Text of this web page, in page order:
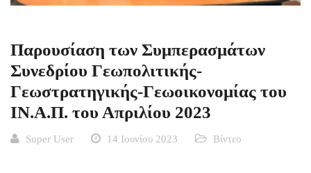
Παρουσίαση των Συμπερασμάτων
Συνεδρίου Γεωπολιτικής-
Γεωστρατηγικής-Γεωοικονομίας του
ΙΝ.Α.Π. του Απριλίου 2023
Super User 14 Ιουνίου 2023 Βίντεο